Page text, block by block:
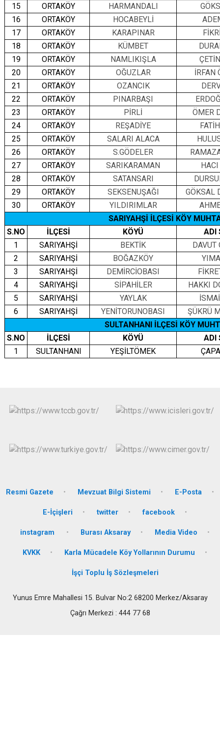
15
ORTAKÖY HARMANDALI
16
ORTAKÖY HOCABEYLİ
17
ORTAKÖY KARAPINAR
18
ORTAKÖY KÜMBET
19
ORTAKÖY NAMLIKIŞLA
20
ORTAKÖY OĞUZLAR
İRFAN
21
ORTAKÖY OZANCIK
22
ORTAKÖY PINARBAŞI
23
ORTAKÖY PİRLİ
ÖMER
24
ORTAKÖY REŞADİYE
25
ORTAKÖY SALARI ALACA
26
ORTAKÖY S.GÖDELER
27
ORTAKÖY SARIKARAMAN
HACI
28
ORTAKÖY SATANSARI
29
ORTAKÖY SEKSENUŞAĞI
GÖKSAL
30
ORTAKÖY YILDIRIMLAR
SARIYAHŞİ İLÇESİ KÖY
S.NO
İLÇESİ KÖYÜ
ADI
1
SARIYAHŞİ BEKTİK
DAVUT
2
SARIYAHŞİ BOĞAZKÖY
3
SARIYAHŞİ DEMİRCİOBASI
4
SARIYAHŞİ SİPAHİLER
HAKKI
5
SARIYAHŞİ YAYLAK
6
SARIYAHŞİ YENİTORUNOBASI
ŞÜKRÜ
SULTANHANI İLÇESİ KÖY
S.NO
İLÇESİ KÖYÜ
ADI
1
SULTANHANI YEŞİLTÖMEK
Resmi Gazete Mevzuat Bilgi Sistemi E-Posta
E-İçişleri twitter facebook
instagram Burası Aksaray Media Video
KVKK Karla Mücadele Köy Yollarının Durumu
İşçi Toplu İş Sözleşmeleri
Yunus Emre Mahallesi 15. Bulvar No:2 68200 Merkez/Aksaray
Çağrı Merkezi : 444 77 68